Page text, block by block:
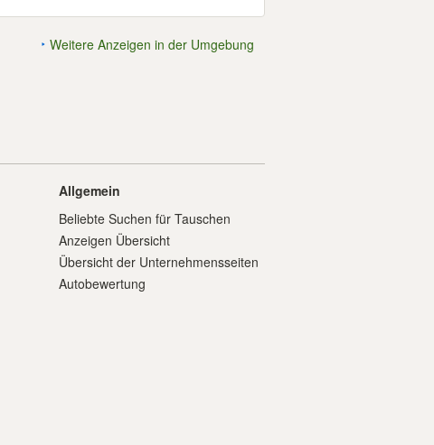
Weitere Anzeigen in der Umgebung
Allgemein
Beliebte Suchen für Tauschen
Anzeigen Übersicht
Übersicht der Unternehmensseiten
Autobewertung